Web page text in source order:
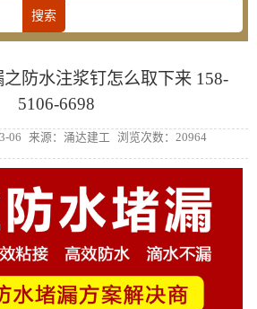
防水注浆钉怎么取下来 158-
5106-6698
06 来源：涌达建工 浏览次数：20964